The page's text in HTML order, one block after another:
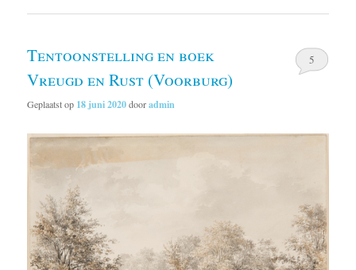
Tentoonstelling en boek
Vreugd en Rust (Voorburg)
Geplaatst op 18 juni 2020dooradmin
5